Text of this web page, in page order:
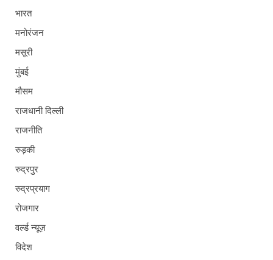
भारत
मनोरंजन
मसूरी
मुंबई
मौसम
राजधानी दिल्ली
राजनीति
रुड़की
रुद्रपुर
रुद्रप्रयाग
रोजगार
वर्ल्ड न्यूज़
विदेश